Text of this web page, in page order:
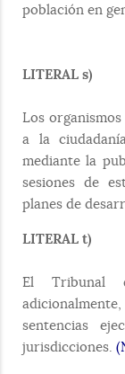
población en
LITERAL s)
Los
a la
mediante la
sesiones de
planes de
LITERAL t)
El Tribunal
sentencias
jurisdicciones.